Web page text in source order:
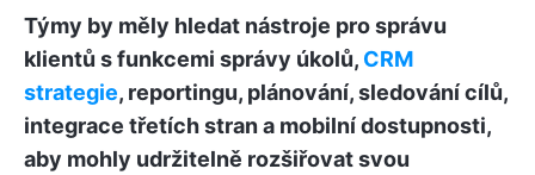
Týmy by měly hledat nástroje pro správu
klientů s funkcemi správy úkolů, CRM
strategie, reportingu, plánování, sledování cílů,
integrace třetích stran a mobilní dostupnosti,
aby mohly udržitelně rozšiřovat svou